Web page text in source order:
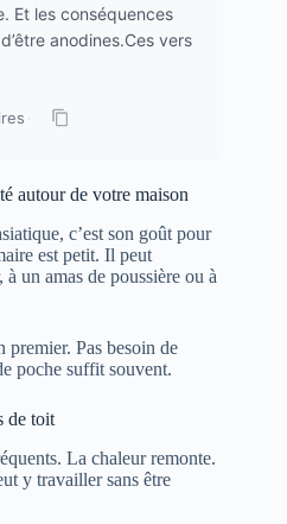
Et les conséquences
anodines.Ces vers
·
autour de votre maison
c’est son goût pour
est petit. Il peut
un amas de poussière ou à
premier. Pas besoin de
poche suffit souvent.
de toit
La chaleur remonte.
y travailler sans être